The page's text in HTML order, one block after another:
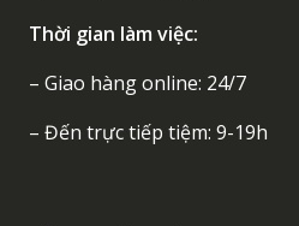
Thời gian làm việc:
– Giao hàng online: 24/7
– Đến trực tiếp tiệm: 9-19h